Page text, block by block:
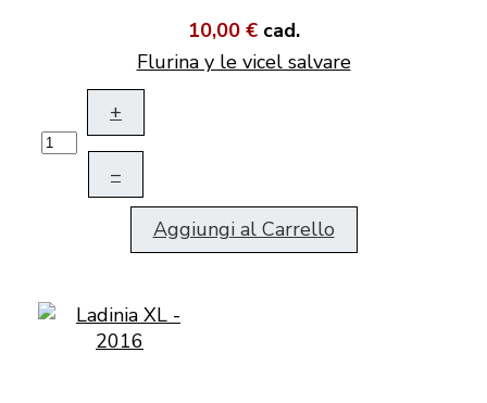
10,00 € cad.
Flurina y le vicel salvare
+
–
Aggiungi al Carrello